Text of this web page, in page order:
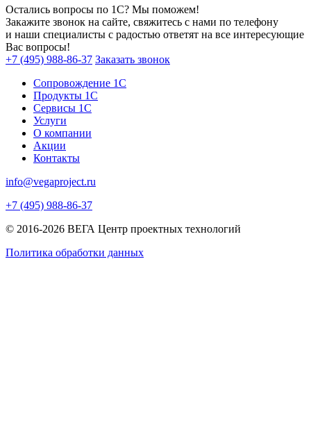
Остались вопросы по 1С? Мы поможем!
Закажите звонок на сайте, свяжитесь с нами по телефону
и наши специалисты с радостью ответят на все интересующие
Вас вопросы!
+7 (495) 988-86-37 Заказать звонок
Сопровождение 1С
Продукты 1С
Сервисы 1С
Услуги
О компании
Акции
Контакты
info@vegaproject.ru
+7 (495) 988-86-37
© 2016-2026 ВЕГА Центр проектных технологий
Политика обработки данных